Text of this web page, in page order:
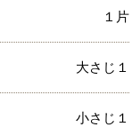
１片
大さじ１
小さじ１